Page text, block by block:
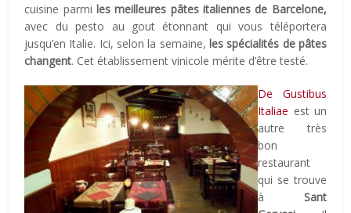
cuisine parmi les meilleures pâtes italiennes de Barcelone,
avec du pesto au gout étonnant qui vous téléportera
jusqu’en Italie. Ici, selon la semaine, les spécialités de pâtes
changent. Cet établissement vinicole mérite d’être testé.
De Gustibus
Italiae est un
autre très
bon
restaurant
qui se trouve
à Sant